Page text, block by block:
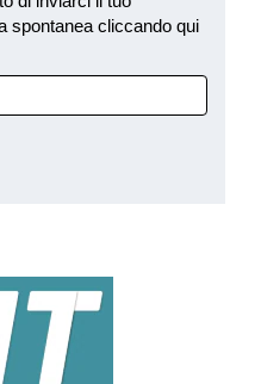
spontanea cliccando qui